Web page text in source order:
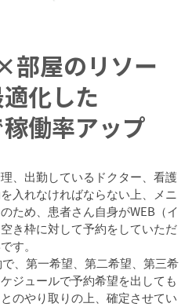
屋のリソー
化した
働率アップ
、出勤しているドクター、看護
入れなければならない上、メニ
ため、患者さん自身がWEB（イ
き枠に対して予約をしていただ
す。
、第一希望、第二希望、第三希
ジュールで予約希望を出しても
のやり取りの上、確定させてい